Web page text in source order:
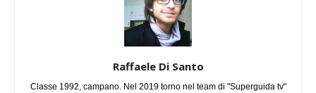
Raffaele Di Santo
Classe 1992, campano. Nel 2019 torno nel team di "Superguida tv"